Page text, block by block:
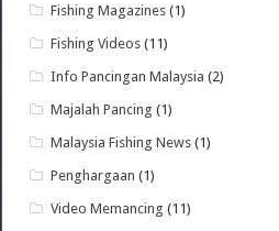
Fishing Magazines (1)
Fishing Videos (11)
Info Pancingan Malaysia (2)
Majalah Pancing (1)
Malaysia Fishing News (1)
Penghargaan (1)
Video Memancing (11)